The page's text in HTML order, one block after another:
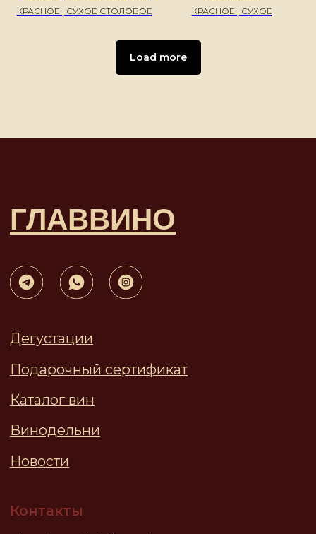
КРАСНОЕ | СУХОЕ СТОЛОВОЕ КРАСНОЕ | СУХОЕ
Load more